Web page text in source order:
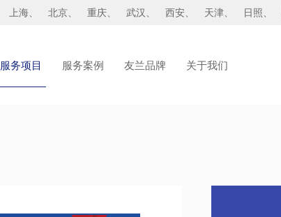
上海 北京 重庆 武汉 西安 天津 日照
服务项目 服务案例 友兰品牌 关于我们